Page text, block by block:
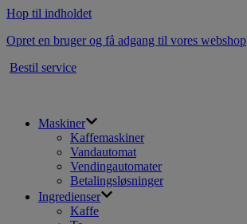
Hop til indholdet
Opret en bruger og få adgang til vores webshop
Bestil service
Maskiner
Kaffemaskiner
Vandautomat
Vendingautomater
Betalingsløsninger
Ingredienser
Kaffe